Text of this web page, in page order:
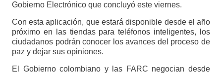
Gobierno Electrónico que concluyó este viernes.
Con esta aplicación, que estará disponible desde el año
próximo en las tiendas para teléfonos inteligentes, los
ciudadanos podrán conocer los avances del proceso de
paz y dejar sus opiniones.
El Gobierno colombiano y las FARC negocian desde